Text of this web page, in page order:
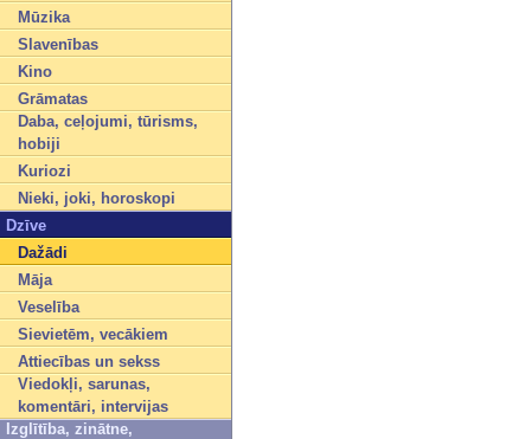
Mūzika
Slavenības
Kino
Grāmatas
Daba, ceļojumi, tūrisms,
hobiji
Kuriozi
Nieki, joki, horoskopi
Dzīve
Dažādi
Māja
Veselība
Sievietēm, vecākiem
Attiecības un sekss
Viedokļi, sarunas,
komentāri, intervijas
Izglītība, zinātne,